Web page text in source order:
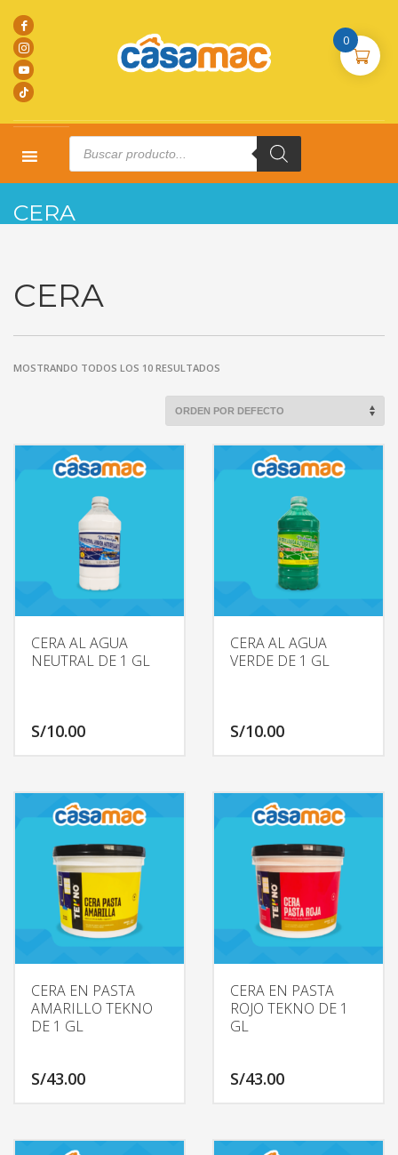
Products
search
CERA
CERA
MOSTRANDO TODOS LOS 10 RESULTADOS
CERA AL AGUA
NEUTRAL DE 1 GL
S/10.00
CERA AL AGUA
VERDE DE 1 GL
S/10.00
CERA EN PASTA
AMARILLO TEKNO
DE 1 GL
S/43.00
CERA EN PASTA
ROJO TEKNO DE 1
GL
S/43.00
0